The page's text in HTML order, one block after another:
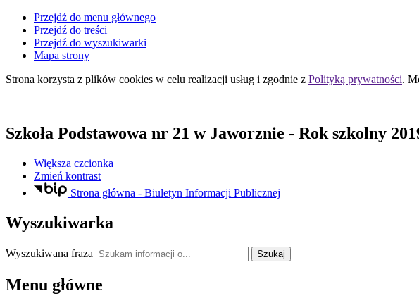
Przejdź do menu głównego
Przejdź do treści
Przejdź do wyszukiwarki
Mapa strony
Strona korzysta z plików cookies w celu realizacji usług i zgodnie z Polityką prywatności.
Szkoła Podstawowa nr 21 w Jaworznie - Rok szkolny
Większa czcionka
Zmień kontrast
Strona główna - Biuletyn Informacji Publicznej
Wyszukiwarka
Wyszukiwana fraza Szukaj
Menu główne